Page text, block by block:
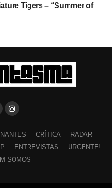
Tigers – “Summer of
CRÍTICA
RADAR
ENTREVISTAS
URGENTE!
SOMOS